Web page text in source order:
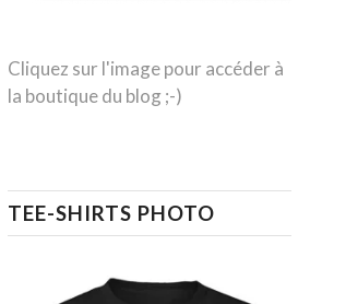
Cliquez sur l'image pour accéder à
la boutique du blog ;-)
TEE-SHIRTS PHOTO